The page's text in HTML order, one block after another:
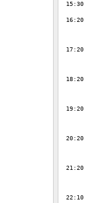
15:30
16:20
17:20
18:20
19:20
20:20
21:20
22:10